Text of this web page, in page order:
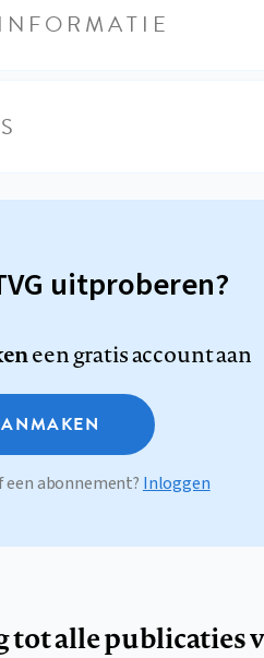
uitproberen?
een gratis account aan
een abonnement? Inloggen
tot alle publicaties